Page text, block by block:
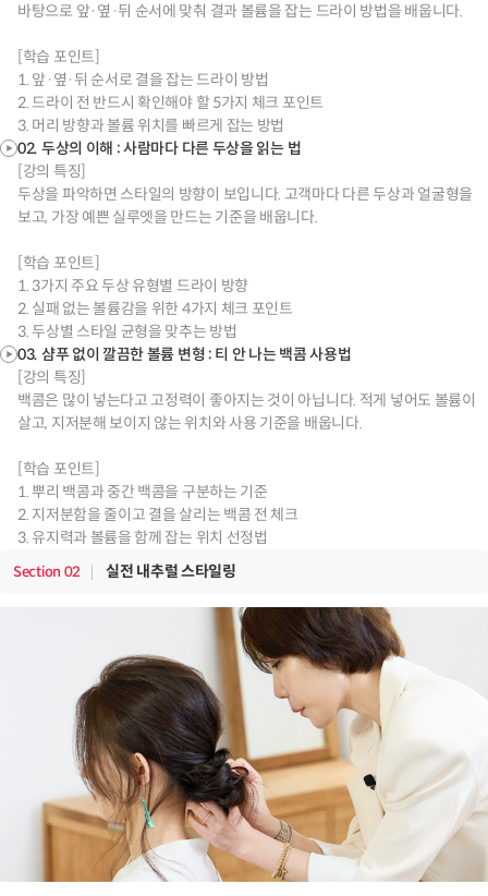
바탕으로 앞·옆·뒤 순서에 맞춰 결과 볼륨을 잡는 드라이 방법을 배웁니다.
[학습 포인트]
1. 앞·옆·뒤 순서로 결을 잡는 드라이 방법
2. 드라이 전 반드시 확인해야 할 5가지 체크 포인트
3. 머리 방향과 볼륨 위치를 빠르게 잡는 방법
02. 두상의 이해 : 사람마다 다른 두상을 읽는 법
[강의 특징]
두상을 파악하면 스타일의 방향이 보입니다. 고객마다 다른 두상과 얼굴형을
보고, 가장 예쁜 실루엣을 만드는 기준을 배웁니다.
[학습 포인트]
1. 3가지 주요 두상 유형별 드라이 방향
2. 실패 없는 볼륨감을 위한 4가지 체크 포인트
3. 두상별 스타일 균형을 맞추는 방법
03. 샴푸 없이 깔끔한 볼륨 변형 : 티 안 나는 백콤 사용법
[강의 특징]
백콤은 많이 넣는다고 고정력이 좋아지는 것이 아닙니다. 적게 넣어도 볼륨이
살고, 지저분해 보이지 않는 위치와 사용 기준을 배웁니다.
[학습 포인트]
1. 뿌리 백콤과 중간 백콤을 구분하는 기준
2. 지저분함을 줄이고 결을 살리는 백콤 전 체크
3. 유지력과 볼륨을 함께 잡는 위치 선정법
Section 02 실전 내추럴 스타일링